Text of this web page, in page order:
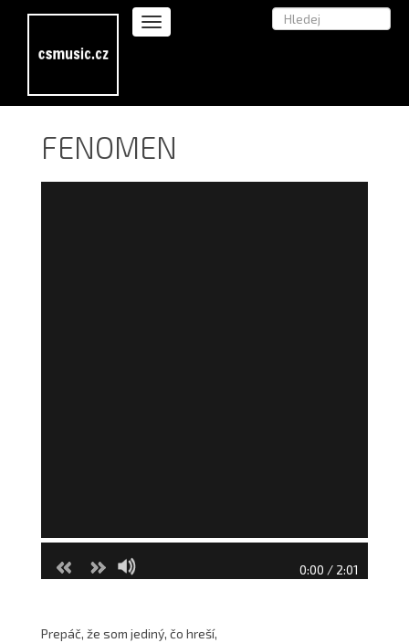
FENOMEN
0:00 / 2:01
Prepáč, že som jediný, čo hreší,